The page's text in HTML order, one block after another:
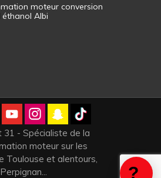
moteur conversion
éthanol Albi
31 - Spécialiste de la
moteur sur les
Toulouse et alentours,